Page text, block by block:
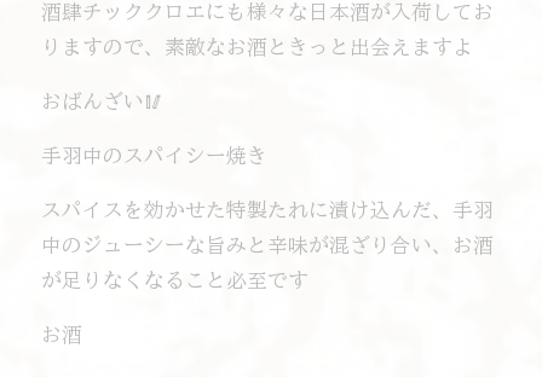
酒肆チッククロエにも様々な日本酒が入荷してお
りますので、素敵なお酒ときっと出会えますよ
おばんざい🥢
手羽中のスパイシー焼き
スパイスを効かせた特製たれに漬け込んだ、手羽
中のジューシーな旨みと辛味が混ざり合い、お酒
が足りなくなること必至です
お酒